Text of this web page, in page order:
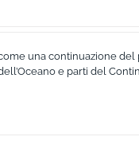
una continuazione del
e parti del